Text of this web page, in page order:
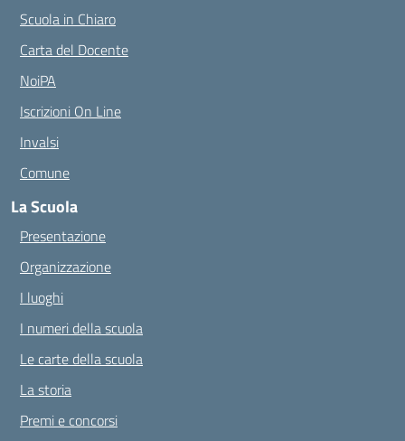
Scuola in Chiaro
Carta del Docente
NoiPA
Iscrizioni On Line
Invalsi
Comune
La Scuola
Presentazione
Organizzazione
I luoghi
I numeri della scuola
Le carte della scuola
La storia
Premi e concorsi